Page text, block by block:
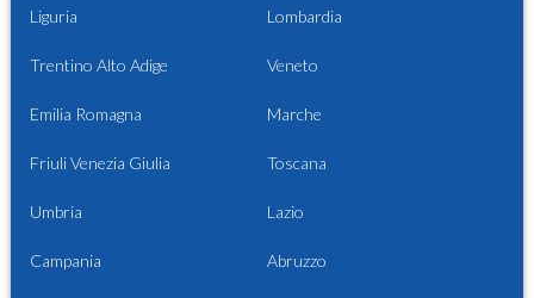
Liguria Lombardia
Trentino Alto Adige Veneto
Emilia Romagna Marche
Friuli Venezia Giulia Toscana
Umbria Lazio
Campania Abruzzo